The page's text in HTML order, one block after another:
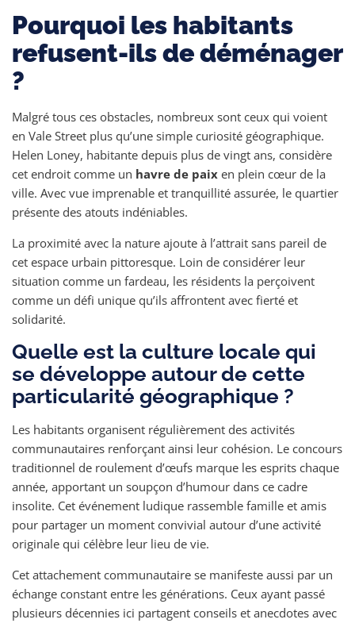
Pourquoi les habitants
refusent-ils de déménager
?
Malgré tous ces obstacles, nombreux sont ceux qui voient
en Vale Street plus qu’une simple curiosité géographique.
Helen Loney, habitante depuis plus de vingt ans, considère
cet endroit comme un havre de paix en plein cœur de la
ville. Avec vue imprenable et tranquillité assurée, le quartier
présente des atouts indéniables.
La proximité avec la nature ajoute à l’attrait sans pareil de
cet espace urbain pittoresque. Loin de considérer leur
situation comme un fardeau, les résidents la perçoivent
comme un défi unique qu’ils affrontent avec fierté et
solidarité.
Quelle est la culture locale qui
se développe autour de cette
particularité géographique ?
Les habitants organisent régulièrement des activités
communautaires renforçant ainsi leur cohésion. Le concours
traditionnel de roulement d’œufs marque les esprits chaque
année, apportant un soupçon d’humour dans ce cadre
insolite. Cet événement ludique rassemble famille et amis
pour partager un moment convivial autour d’une activité
originale qui célèbre leur lieu de vie.
Cet attachement communautaire se manifeste aussi par un
échange constant entre les générations. Ceux ayant passé
plusieurs décennies ici partagent conseils et anecdotes avec